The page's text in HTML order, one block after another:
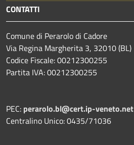
CONTATTI
Comune di Perarolo di Cadore
Via Regina Margherita 3, 32010 (BL)
Codice Fiscale: 00212300255
Partita IVA: 00212300255
PEC: perarolo.bl@cert.ip-veneto.net
Centralino Unico: 0435/71036